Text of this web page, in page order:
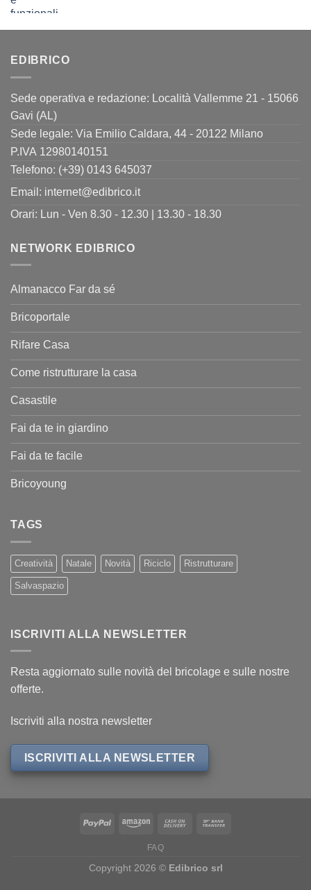
era:
è:
EDIBRICO
Sede operativa e redazione: Località Vallemme 21 - 15066
Gavi (AL)
Sede legale: Via Emilio Caldara, 44 - 20122 Milano
P.IVA 12980140151
Telefono: (+39) 0143 645037
Email: internet@edibrico.it
Orari: Lun - Ven 8.30 - 12.30 | 13.30 - 18.30
NETWORK EDIBRICO
Almanacco Far da sé
Bricoportale
Rifare Casa
Come ristrutturare la casa
Casastile
Fai da te in giardino
Fai da te facile
Bricoyoung
TAGS
Creatività Natale Novità Riciclo Ristrutturare
Salvaspazio
ISCRIVITI ALLA NEWSLETTER
Resta aggiornato sulle novità del bricolage e sulle nostre
offerte.
Iscriviti alla nostra newsletter
ISCRIVITI ALLA NEWSLETTER
FAQ
Copyright 2026 © Edibrico srl